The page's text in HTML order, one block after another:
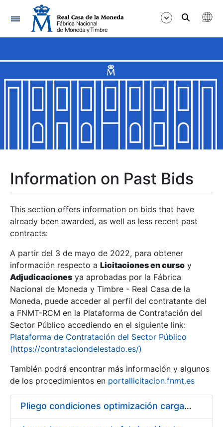
Navigation
Show/Hide
Show/Hide
Show/Hide
Show/Hide
Show/Hide
Show/Hide
Information on Past Bids
This section offers information on bids that have
already been awarded, as well as less recent past
contracts:
A partir del 3 de mayo de 2022, para obtener
información respecto a Licitaciones en curso y
Adjudicaciones ya aprobadas por la Fábrica
Nacional de Moneda y Timbre - Real Casa de la
Moneda, puede acceder al perfil del contratante del
a FNMT-RCM en la Plataforma de Contratación del
Sector Público accediendo en el siguiente link:
Plataforma de Contratación del Sector Público
(https://contrataciondelestado.es/)
También podrá encontrar más información y algunos
de los procedimientos en portallicitacion.fnmt.es
Pliego condiciones optimización cargas compras firmado